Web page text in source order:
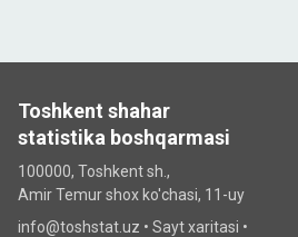
Toshkent shahar
statistika boshqarmasi
100000, Toshkent sh.,
Amir Temur shox ko'chasi, 11-uy
info@toshstat.uz • Sayt xaritasi •